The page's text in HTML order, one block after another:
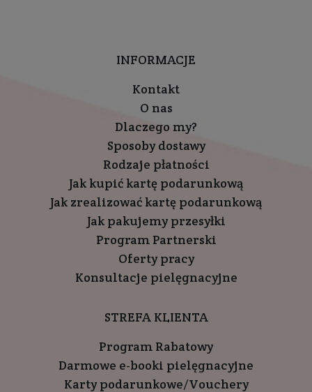
INFORMACJE
Kontakt
O nas
Dlaczego my?
Sposoby dostawy
Rodzaje płatności
Jak kupić kartę podarunkową
Jak zrealizować kartę podarunkową
Jak pakujemy przesyłki
Program Partnerski
Oferty pracy
Konsultacje pielęgnacyjne
STREFA KLIENTA
Program Rabatowy
Darmowe e-booki pielęgnacyjne
Karty podarunkowe/Vouchery